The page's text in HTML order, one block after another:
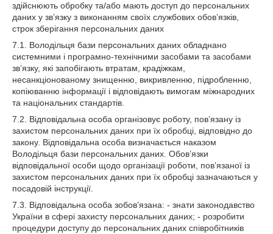
здійснюють обробку та/або мають доступ до персональних
даних у зв’язку з виконанням своїх службових обов’язків,
строк зберігання персональних даних
7.1. Володільця бази персональних даних обладнано
системними і програмно-технічними засобами та засобами
зв’язку, які запобігають втратам, крадіжкам,
несанкціонованому знищенню, викривленню, підробленню,
копіюванню інформації і відповідають вимогам міжнародних
та національних стандартів.
7.2. Відповідальна особа організовує роботу, пов’язану із
захистом персональних даних при їх обробці, відповідно до
закону. Відповідальна особа визначається наказом
Володільця бази персональних даних. Обов’язки
відповідальної особи щодо організації роботи, пов’язаної із
захистом персональних даних при їх обробці зазначаються у
посадовій інструкції.
7.3. Відповідальна особа зобов’язана: - знати законодавство
України в сфері захисту персональних даних; - розробити
процедури доступу до персональних даних співробітників